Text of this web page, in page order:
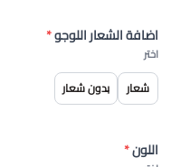
اضافة الشعار اللوجو*
اختر
شعار بدون شعار
اللون*